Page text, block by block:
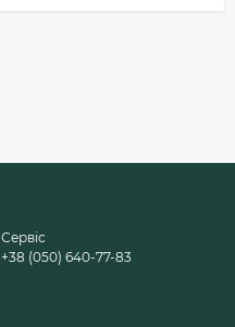
Сервіс
+38 (050) 640-77-83